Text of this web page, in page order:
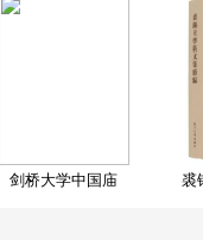
剑桥大学中国庙 裘